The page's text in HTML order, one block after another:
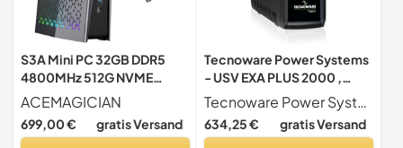
S3A Mini PC 32GB DDR5
4800MHz 512G NVME
PCIe3.0 SSD, AMD Ryzen 9
6900HX (bis zu 4,9 GHz)
Radeon 680M, Micro
ACEMAGICIAN
699,00 € gratis Versand
Tecnoware Power Systems
- USV EXA PLUS 2000 ,
Blackout-Schutz für
Gaming-PCs und Konsolen ,
AVR-Technologie , USB-
Tecnoware Power Systems
634,25 € gratis Versand